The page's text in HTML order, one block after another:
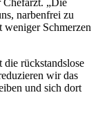
„Die
narbenfrei zu
weniger Schmerzen
rückstandslose
wir das
und sich dort